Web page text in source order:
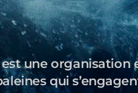
une
qui